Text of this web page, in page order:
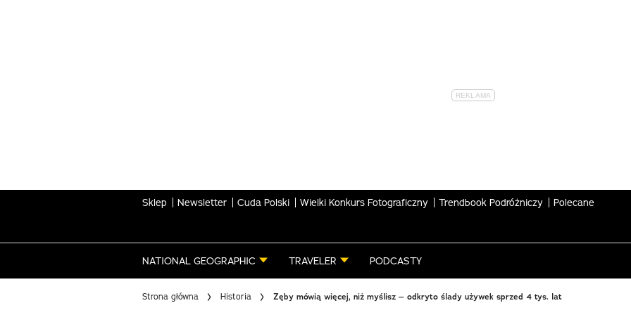
Sklep Newsletter Cuda Polski Wielki Konkurs Fotograficzny Trendbook Podróżniczy Polecane
NATIONAL GEOGRAPHIC TRAVELER PODCASTY
Strona główna Historia Zęby mówią więcej, niż myślisz – odkryto ślady używek sprzed 4 tys. lat